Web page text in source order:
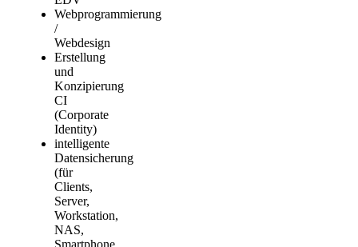
Webprogrammierung
/
Webdesign
Erstellung
und
Konzipierung
CI
(Corporate
Identity)
intelligente
Datensicherung
(für
Clients,
Server,
Workstation,
NAS,
Smartphone,